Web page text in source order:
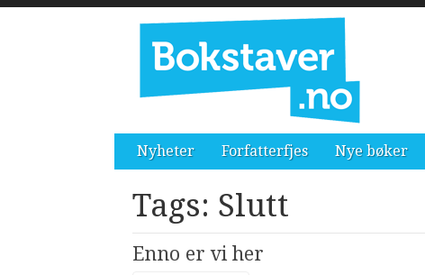
Nyheter Forfatterfjes Nye bøker
Tags: Slutt
Enno er vi her